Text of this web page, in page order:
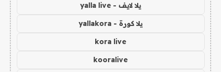
يلا لايف - yalla live
يلا كورة - yallakora
kora live
kooralive